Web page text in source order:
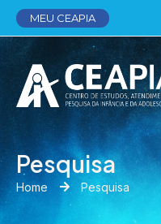
MEU CEAPIA
Pesquisa
Home Pesquisa